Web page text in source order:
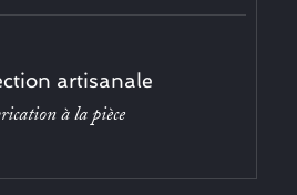
artisanale
à la pièce